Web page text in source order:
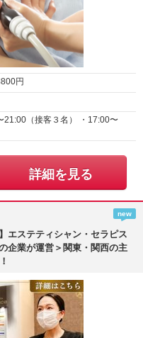
円
21:00（接客３名） ・17:00〜
詳細を見る
new
エステティシャン・セラピス
企業が運営＞関東・関西の主